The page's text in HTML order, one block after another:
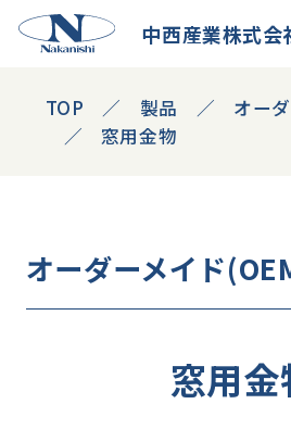
中西産業株式会
TOP 製品
オー
窓用金物
オーダーメイド
窓用金